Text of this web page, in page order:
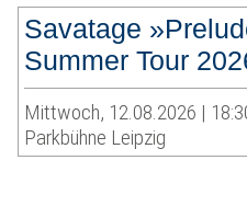
Savatage
Summer Tour
Mittwoch, 12.08.2026 |
Parkbühne Leipzig